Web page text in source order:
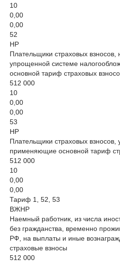
10
0,00
0,00
52
НР
Плательщики страховых
упрощенной системе
основной тариф страховых
512 000
10
0,00
0,00
53
НР
Плательщики страховых
применяющие основной тариф
512 000
10
0,00
0,00
Тариф 1, 52, 53
ВЖНР
Наемный работник, из числа
без гражданства, временно
РФ, на выплаты и иные
страховые взносы
512 000